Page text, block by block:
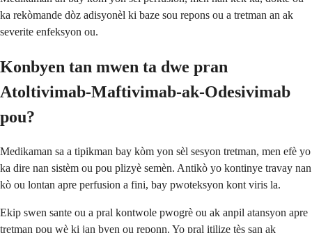
ka rekòmande dòz adisyonèl ki baze sou repons ou a tretman an ak
severite enfeksyon ou.
Konbyen tan mwen ta dwe pran
Atoltivimab-Maftivimab-ak-Odesivimab
pou?
Medikaman sa a tipikman bay kòm yon sèl sesyon tretman, men efè yo
ka dire nan sistèm ou pou plizyè semèn. Antikò yo kontinye travay nan
kò ou lontan apre perfusion a fini, bay pwoteksyon kont viris la.
Ekip swen sante ou a pral kontwole pwogrè ou ak anpil atansyon apre
tretman pou wè ki jan byen ou reponn. Yo pral itilize tès san ak